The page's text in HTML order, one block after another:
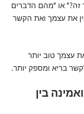
זה?" או "מהם הדברים
את עצמך ואת הקשר
עצמך טוב יותר
בריא ומספק יותר.
בין